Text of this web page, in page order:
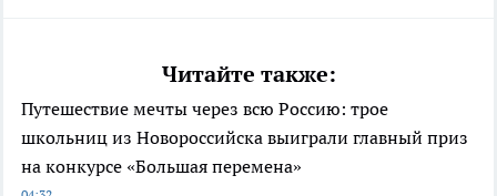
Читайте также:
Путешествие мечты через всю Россию: трое
школьниц из Новороссийска выиграли главный приз
на конкурсе «Большая перемена»